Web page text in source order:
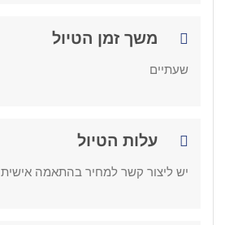
משך זמן הטיול
שעתיים
עלות הטיול
יש ליצור קשר למחיר בהתאמה אישית